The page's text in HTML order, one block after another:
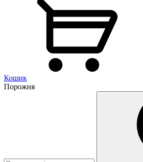
Кошик
Порожня